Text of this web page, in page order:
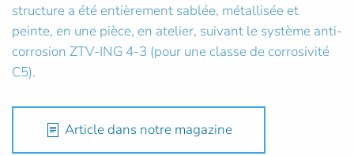
structure a été entièrement sablée, métallisée et
peinte, en une pièce, en atelier, suivant le système anti-
corrosion ZTV-ING 4-3 (pour une classe de corrosivité
C5).
Article dans notre magazine